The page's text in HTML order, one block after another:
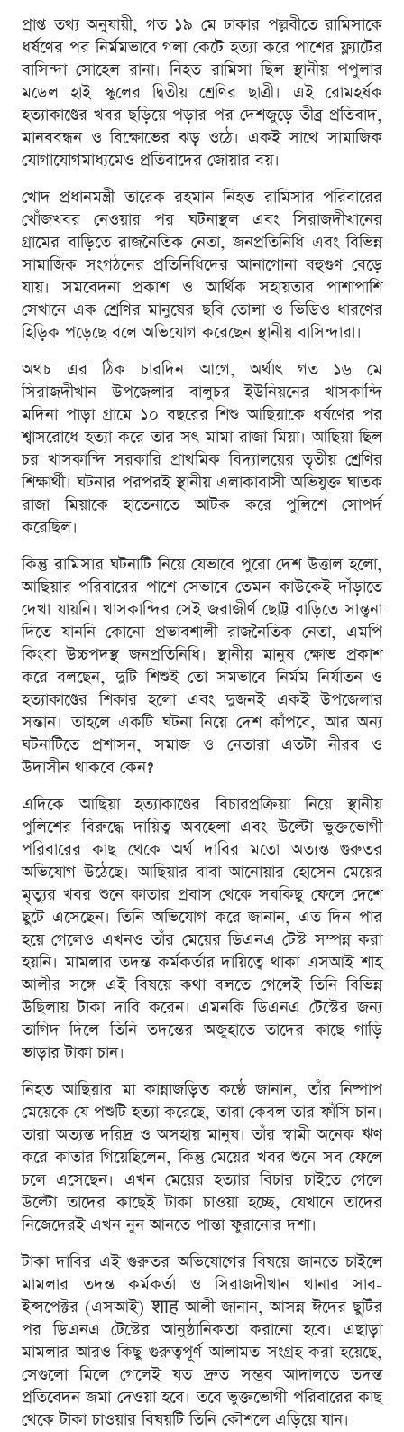
প্রাপ্ত তথ্য অনুযায়ী, গত ১৯ মে ঢাকার পল্লবীতে রামিসাকে
ধর্ষণের পর নির্মমভাবে গলা কেটে হত্যা করে পাশের ফ্ল্যাটের
বাসিন্দা সোহেল রানা। নিহত রামিসা ছিল স্থানীয় পপুলার
মডেল হাই স্কুলের দ্বিতীয় শ্রেণির ছাত্রী। এই রোমহর্ষক
হত্যাকাণ্ডের খবর ছড়িয়ে পড়ার পর দেশজুড়ে তীব্র প্রতিবাদ,
মানববন্ধন ও বিক্ষোভের ঝড় ওঠে। একই সাথে সামাজিক
যোগাযোগমাধ্যমেও প্রতিবাদের জোয়ার বয়।
খোদ প্রধানমন্ত্রী তারেক রহমান নিহত রামিসার পরিবারের
খোঁজখবর নেওয়ার পর ঘটনাস্থল এবং সিরাজদীখানের
গ্রামের বাড়িতে রাজনৈতিক নেতা, জনপ্রতিনিধি এবং বিভিন্ন
সামাজিক সংগঠনের প্রতিনিধিদের আনাগোনা বহুগুণ বেড়ে
যায়। সমবেদনা প্রকাশ ও আর্থিক সহায়তার পাশাপাশি
সেখানে এক শ্রেণির মানুষের ছবি তোলা ও ভিডিও ধারণের
হিড়িক পড়েছে বলে অভিযোগ করেছেন স্থানীয় বাসিন্দারা।
অথচ এর ঠিক চারদিন আগে, অর্থাৎ গত ১৬ মে
সিরাজদীখান উপজেলার বালুচর ইউনিয়নের খাসকান্দি
মদিনা পাড়া গ্রামে ১০ বছরের শিশু আছিয়াকে ধর্ষণের পর
শ্বাসরোধে হত্যা করে তার সৎ মামা রাজা মিয়া। আছিয়া ছিল
চর খাসকান্দি সরকারি প্রাথমিক বিদ্যালয়ের তৃতীয় শ্রেণির
শিক্ষার্থী। ঘটনার পরপরই স্থানীয় এলাকাবাসী অভিযুক্ত ঘাতক
রাজা মিয়াকে হাতেনাতে আটক করে পুলিশে সোপর্দ
করেছিল।
কিন্তু রামিসার ঘটনাটি নিয়ে যেভাবে পুরো দেশ উত্তাল হলো,
আছিয়ার পরিবারের পাশে সেভাবে তেমন কাউকেই দাঁড়াতে
দেখা যায়নি। খাসকান্দির সেই জরাজীর্ণ ছোট্ট বাড়িতে সান্ত্বনা
দিতে যাননি কোনো প্রভাবশালী রাজনৈতিক নেতা, এমপি
কিংবা উচ্চপদস্থ জনপ্রতিনিধি। স্থানীয় মানুষ ক্ষোভ প্রকাশ
করে বলছেন, দুটি শিশুই তো সমভাবে নির্মম নির্যাতন ও
হত্যাকাণ্ডের শিকার হলো এবং দুজনই একই উপজেলার
সন্তান। তাহলে একটি ঘটনা নিয়ে দেশ কাঁপবে, আর অন্য
ঘটনাটিতে প্রশাসন, সমাজ ও নেতারা এতটা নীরব ও
উদাসীন থাকবে কেন?
এদিকে আছিয়া হত্যাকাণ্ডের বিচারপ্রক্রিয়া নিয়ে স্থানীয়
পুলিশের বিরুদ্ধে দায়িত্ব অবহেলা এবং উল্টো ভুক্তভোগী
পরিবারের কাছ থেকে অর্থ দাবির মতো অত্যন্ত গুরুতর
অভিযোগ উঠেছে। আছিয়ার বাবা আনোয়ার হোসেন মেয়ের
মৃত্যুর খবর শুনে কাতার প্রবাস থেকে সবকিছু ফেলে দেশে
ছুটে এসেছেন। তিনি অভিযোগ করে জানান, এত দিন পার
হয়ে গেলেও এখনও তাঁর মেয়ের ডিএনএ টেস্ট সম্পন্ন করা
হয়নি। মামলার তদন্ত কর্মকর্তার দায়িত্বে থাকা এসআই শাহ
আলীর সঙ্গে এই বিষয়ে কথা বলতে গেলেই তিনি বিভিন্ন
উছিলায় টাকা দাবি করেন। এমনকি ডিএনএ টেস্টের জন্য
তাগিদ দিলে তিনি তদন্তের অজুহাতে তাদের কাছে গাড়ি
ভাড়ার টাকা চান।
নিহত আছিয়ার মা কান্নাজড়িত কণ্ঠে জানান, তাঁর নিষ্পাপ
মেয়েকে যে পশুটি হত্যা করেছে, তারা কেবল তার ফাঁসি চান।
তারা অত্যন্ত দরিদ্র ও অসহায় মানুষ। তাঁর স্বামী অনেক ঋণ
করে কাতার গিয়েছিলেন, কিন্তু মেয়ের খবর শুনে সব ফেলে
চলে এসেছেন। এখন মেয়ের হত্যার বিচার চাইতে গেলে
উল্টো তাদের কাছেই টাকা চাওয়া হচ্ছে, যেখানে তাদের
নিজেদেরই এখন নুন আনতে পান্তা ফুরানোর দশা।
টাকা দাবির এই গুরুতর অভিযোগের বিষয়ে জানতে চাইলে
মামলার তদন্ত কর্মকর্তা ও সিরাজদীখান থানার সাব-
ইন্সপেক্টর (এসআই) शाह আলী জানান, আসন্ন ঈদের ছুটির
পর ডিএনএ টেস্টের আনুষ্ঠানিকতা করানো হবে। এছাড়া
মামলার আরও কিছু গুরুত্বপূর্ণ আলামত সংগ্রহ করা হয়েছে,
সেগুলো মিলে গেলেই যত দ্রুত সম্ভব আদালতে তদন্ত
প্রতিবেদন জমা দেওয়া হবে। তবে ভুক্তভোগী পরিবারের কাছ
থেকে টাকা চাওয়ার বিষয়টি তিনি কৌশলে এড়িয়ে যান।